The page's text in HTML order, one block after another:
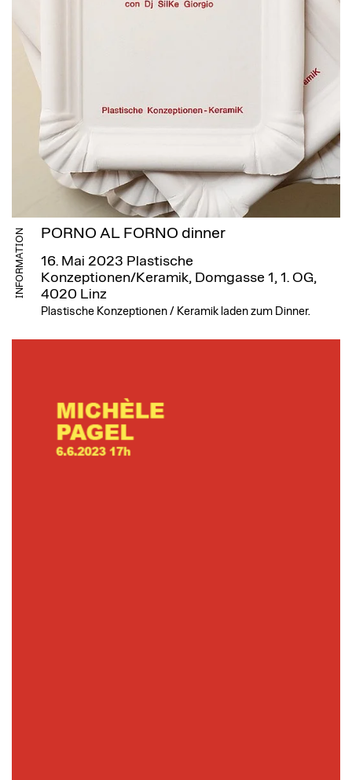
INFORMATION PORNO AL FORNO dinner
16. Mai 2023 Plastische
Konzeptionen/Keramik, Domgasse 1, 1. OG,
4020 Linz
Plastische Konzeptionen / Keramik laden zum Dinner.